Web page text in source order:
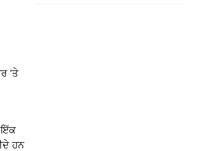
'ਤੇ
ਇੱਕ
ਹਨ